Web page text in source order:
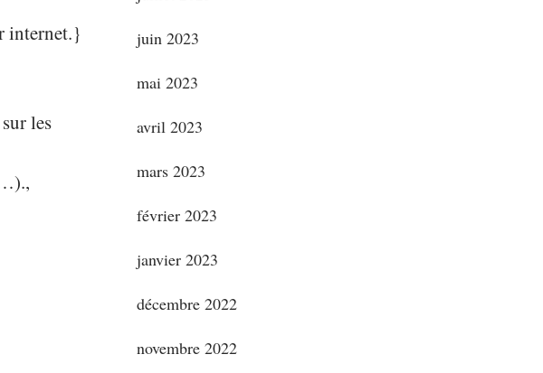
internet.}
les
juin 2023
mai 2023
avril 2023
mars 2023
février 2023
janvier 2023
décembre 2022
novembre 2022